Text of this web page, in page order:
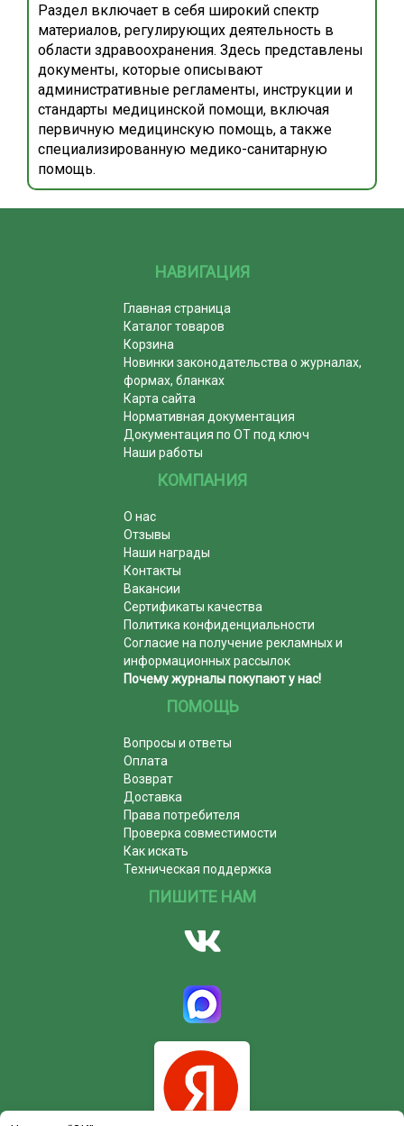
Раздел включает в себя широкий спектр
материалов, регулирующих деятельность в
области здравоохранения. Здесь представлены
документы, которые описывают
административные регламенты, инструкции и
стандарты медицинской помощи, включая
первичную медицинскую помощь, а также
специализированную медико-санитарную
помощь.
НАВИГАЦИЯ
Главная страница
Каталог товаров
Корзина
Новинки законодательства о журналах,
формах, бланках
Карта сайта
Нормативная документация
Документация по ОТ под ключ
Наши работы
КОМПАНИЯ
О нас
Отзывы
Наши награды
Контакты
Вакансии
Сертификаты качества
Политика конфиденциальности
Согласие на получение рекламных и
информационных рассылок
Почему журналы покупают у нас!
ПОМОЩЬ
Вопросы и ответы
Оплата
Возврат
Доставка
Права потребителя
Проверка совместимости
Как искать
Техническая поддержка
ПИШИТЕ НАМ